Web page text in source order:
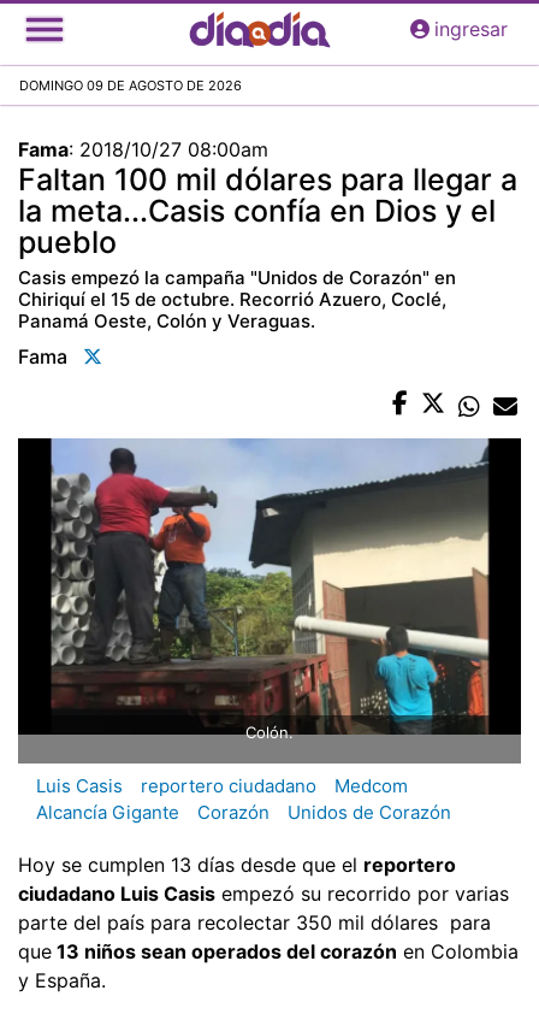
Pasar
al
principal
ingresar
DOMINGO 09 DE AGOSTO DE 2026
Fama: 2018/10/27 08:00am
Faltan 100 mil dólares para llegar a
la meta...Casis confía en Dios y el
pueblo
Casis empezó la campaña "Unidos de Corazón" en
Chiriquí el 15 de octubre. Recorrió Azuero, Coclé,
Panamá Oeste, Colón y Veraguas.
Fama
Colón.
Luis Casis reportero ciudadano
Medcom
Alcancía Gigante
Corazón Unidos de Corazón
Hoy se cumplen 13 días desde que el reportero
ciudadano Luis Casis empezó su recorrido por varias
parte del país para recolectar 350 mil dólares para
que 13 niños sean operados del corazón en Colombia
y España.